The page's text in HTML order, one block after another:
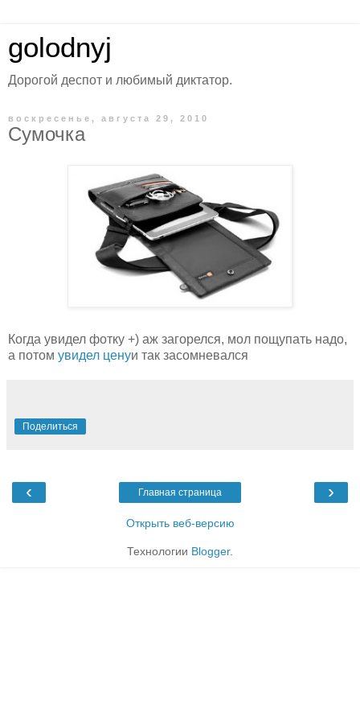
golodnyj
Дорогой деспот и любимый диктатор.
воскресенье, августа 29, 2010
Сумочка
Когда увидел фотку +) аж загорелся, мол пощупать надо,
а потом увидел ценуи так засомневался
Поделиться
‹ ›
Главная страница
Открыть веб-версию
Технологии Blogger.